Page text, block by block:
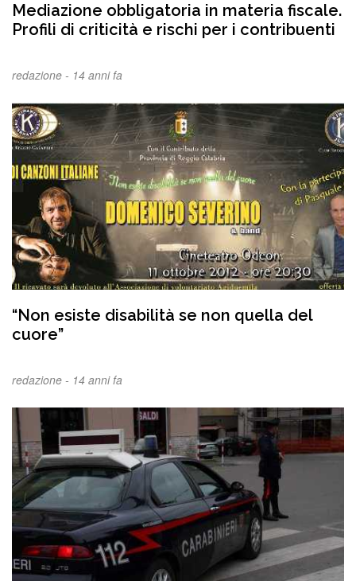
Mediazione obbligatoria in materia fiscale.
Profili di criticità e rischi per i contribuenti
redazione - 14 anni fa
“Non esiste disabilità se non quella del
cuore”
redazione - 14 anni fa